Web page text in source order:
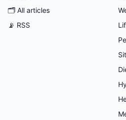
🗂 All articles
📡 RSS